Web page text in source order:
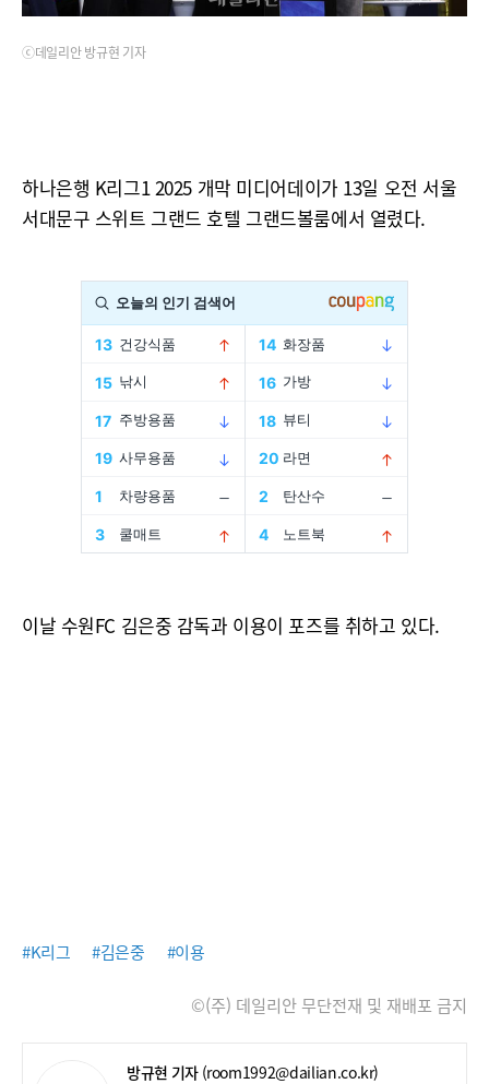
ⓒ데일리안 방규현 기자
하나은행 K리그1 2025 개막 미디어데이가 13일 오전 서울
서대문구 스위트 그랜드 호텔 그랜드볼룸에서 열렸다.
이날 수원FC 김은중 감독과 이용이 포즈를 취하고 있다.
#K리그 #김은중 #이용
©(주) 데일리안 무단전재 및 재배포 금지
방규현 기자 (room1992@dailian.co.kr)